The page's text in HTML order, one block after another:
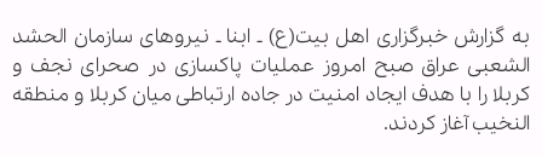
به گزارش خبرگزاری اهل بیت(ع) ـ ابنا ـ نیروهای سازمان الحشد
الشعبی عراق صبح امروز عملیات پاکسازی در صحرای نجف و
کربلا را با هدف ایجاد امنیت در جاده ارتباطی میان کربلا و منطقه
النخیب آغاز کردند.